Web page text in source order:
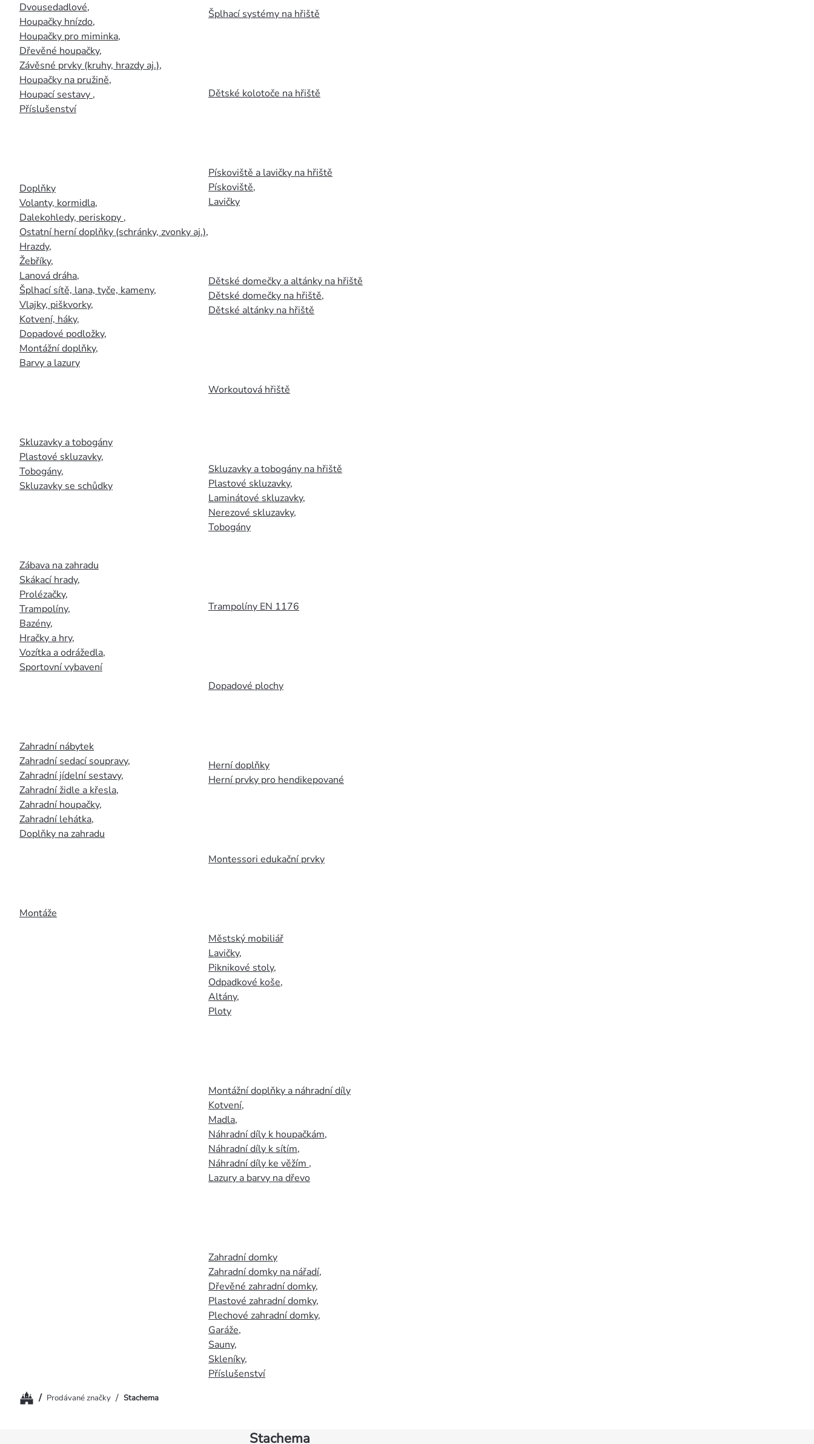
Dvousedadlové,
Houpačky hnízdo,
Houpačky pro miminka,
Dřevěné houpačky,
Závěsné prvky (kruhy, hrazdy aj.),
Houpačky na pružině,
Houpací sestavy ,
Příslušenství
Doplňky
Volanty, kormidla,
Dalekohledy, periskopy ,
Ostatní herní doplňky (schránky, zvonky aj.),
Hrazdy,
Žebříky,
Lanová dráha,
Šplhací sítě, lana, tyče, kameny,
Vlajky, piškvorky,
Kotvení, háky,
Dopadové podložky,
Montážní doplňky,
Barvy a lazury
Skluzavky a tobogány
Plastové skluzavky,
Tobogány,
Skluzavky se schůdky
Zábava na zahradu
Skákací hrady,
Prolézačky,
Trampolíny,
Bazény,
Hračky a hry,
Vozítka a odrážedla,
Sportovní vybavení
Zahradní nábytek
Zahradní sedací soupravy,
Zahradní jídelní sestavy,
Zahradní židle a křesla,
Zahradní houpačky,
Zahradní lehátka,
Doplňky na zahradu
Montáže
Šplhací systémy na hřiště
Dětské kolotoče na hřiště
Pískoviště a lavičky na hřiště
Pískoviště,
Lavičky
Dětské domečky a altánky na hřiště
Dětské domečky na hřiště,
Dětské altánky na hřiště
Workoutová hřiště
Skluzavky a tobogány na hřiště
Plastové skluzavky,
Laminátové skluzavky,
Nerezové skluzavky,
Tobogány
Trampolíny EN 1176
Dopadové plochy
Herní doplňky
Herní prvky pro hendikepované
Montessori edukační prvky
Městský mobiliář
Lavičky,
Piknikové stoly,
Odpadkové koše,
Altány,
Ploty
Montážní doplňky a náhradní díly
Kotvení,
Madla,
Náhradní díly k houpačkám,
Náhradní díly k sítím,
Náhradní díly ke věžím ,
Lazury a barvy na dřevo
Zahradní domky
Zahradní domky na nářadí,
Dřevěné zahradní domky,
Plastové zahradní domky,
Plechové zahradní domky,
Garáže,
Sauny,
Skleníky,
Příslušenství
Domů/ Prodávané značky / Stachema
Stachema